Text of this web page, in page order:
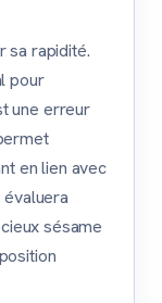
sa rapidité.
pour
une erreur
en lien avec
sésame